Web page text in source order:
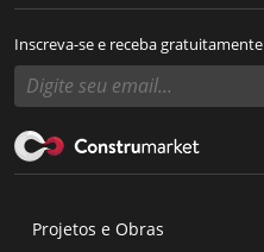
Inscreva-se e receba gratuitamente
Projetos e Obras